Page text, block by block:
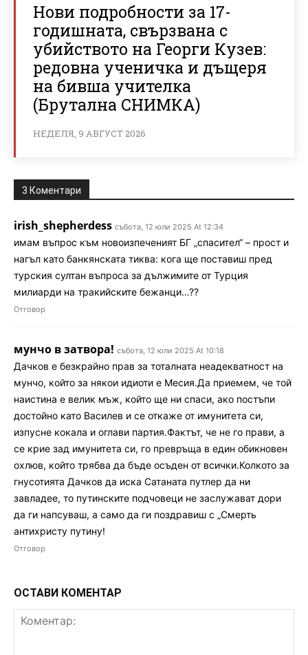
Нови подробности за 17-
годишната, свързвана с
убийството на Георги Кузев:
редовна ученичка и дъщеря
на бивша учителка
(Брутална СНИМКА)
НЕДЕЛЯ, 9 АВГУСТ 2026
3 Коментари
irish_shepherdess събота, 12 юли 2025 At 12:34
имам въпрос към новоизпеченият БГ „спасител“ – прост и
нагъл като банкянската тиква: кога ще поставиш пред
турския султан въпроса за дължимите от Турция
милиарди на тракийските бежанци…??
Отговор
мунчо в затвора! събота, 12 юли 2025 At 10:18
Дачков е безкрайно прав за тоталната неадекватност на
мунчо, който за някои идиоти е Месия.Да приемем, че той
наистина е велик мъж, който ще ни спаси, ако постъпи
достойно като Василев и се откаже от имунитета си,
изпусне кокала и оглави партия.Фактът, че не го прави, а
се крие зад имунитета си, го превръща в един обикновен
охлюв, който трябва да бъде осъден от всички.Колкото за
гнусотията Дачков да иска Сатаната путлер да ни
завладее, то путинските подчовеци не заслужават дори
да ги напсуваш, а само да ги поздравиш с „Смерть
антихристу путину!
Отговор
ОСТАВИ КОМЕНТАР